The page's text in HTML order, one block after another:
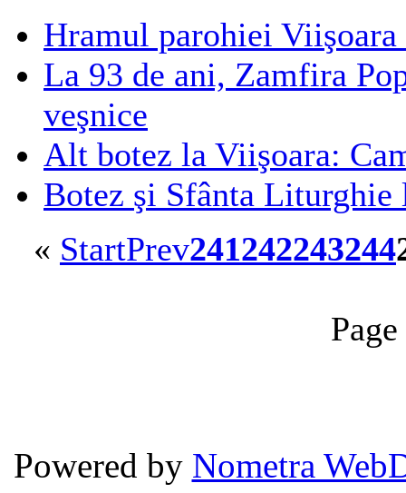
Hramul parohiei
La 93 de ani, Zamfira
veşnice
Alt botez la Viişoara:
Botez şi Sfânta Liturghie
« StartPrev241242243244
Powered by Nometra